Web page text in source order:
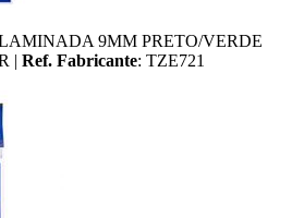
9MM PRETO/VERDE
| Ref. Fabricante: TZE721